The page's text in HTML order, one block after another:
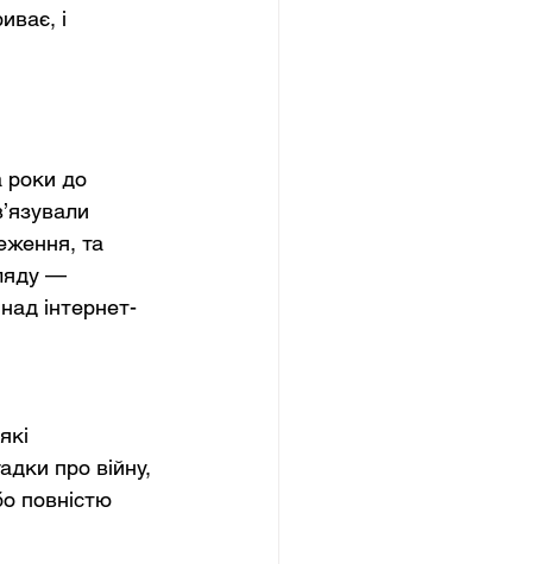
і
роки до
та
—
інтернет-
про війну,
повністю